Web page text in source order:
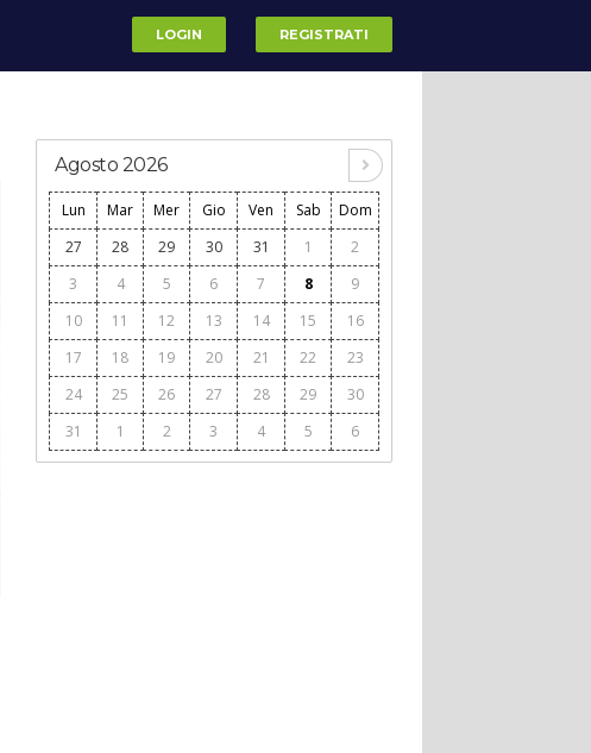
LOGIN REGISTRATI
Agosto 2026
Lun Mar Mer Gio Ven Sab
Dom
27
28 29 30 31 1
2
3
4 5 6 7 8
9
10
11 12 13 14 15
16
17
18 19 20 21 22
23
24
25 26 27 28 29
30
31
1 2 3 4 5 6